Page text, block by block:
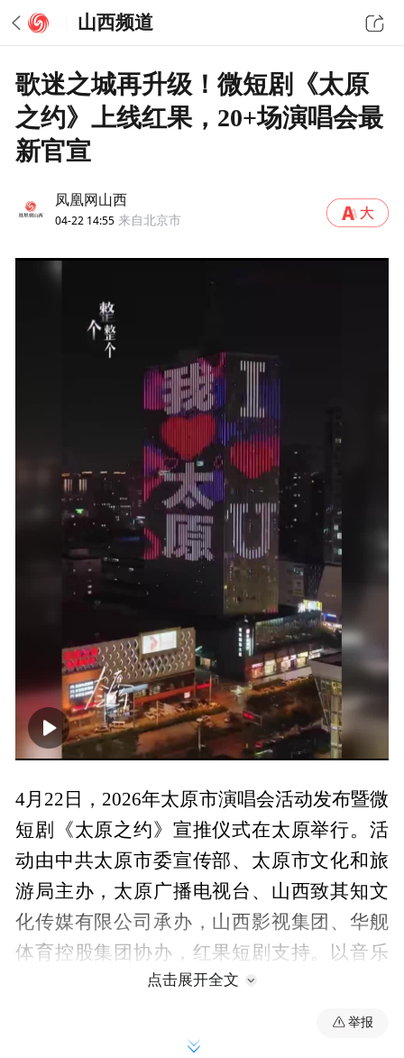
山西频道
歌迷之城再升级！微短剧《太原
之约》上线红果，20+场演唱会最
新官宣
凤凰网山西
04-22 14:55 来自北京市
00:00 01:24
4月22日，2026年太原市演唱会活动发布暨微
短剧《太原之约》宣推仪式在太原举行。活
动由中共太原市委宣传部、太原市文化和旅
游局主办，太原广播电视台、山西致其知文
化传媒有限公司承办，山西影视集团、华舰
体育控股集团协办，红果短剧支持。以音乐
+文旅+微短剧融合模式，持续擦亮太原“歌迷
点击展开全文
举报